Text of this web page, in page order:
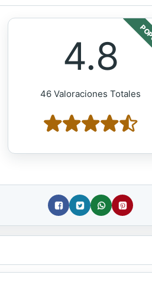
4.8
46 Valoraciones Totales